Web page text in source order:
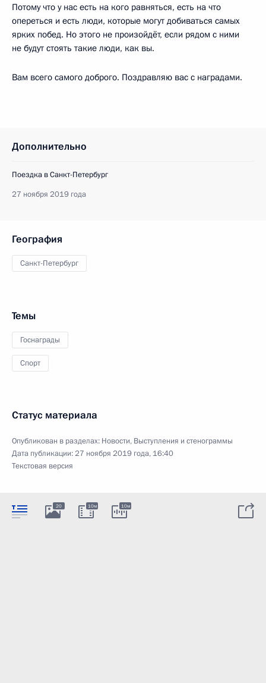
Потому что у нас есть на кого равняться, есть на что
опереться и есть люди, которые могут добиваться самых
ярких побед. Но этого не произойдёт, если рядом с ними
не будут стоять такие люди, как вы.
Вам всего самого доброго. Поздравляю вас с наградами.
Дополнительно
Поездка в Санкт-Петербург
27 ноября 2019 года
География
Санкт-Петербург
Темы
Госнаграды
Спорт
Статус материала
Опубликован в разделах: Новости, Выступления и стенограммы
Дата публикации:27 ноября 2019 года, 16:40
Текстовая версия
20 10м 10м